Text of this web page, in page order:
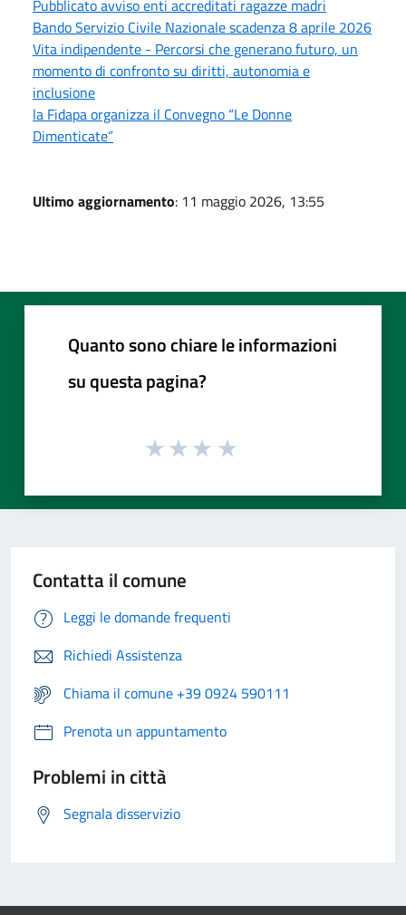
Pubblicato avviso enti accreditati ragazze madri
Bando Servizio Civile Nazionale scadenza 8 aprile 2026
Vita indipendente - Percorsi che generano futuro, un
momento di confronto su diritti, autonomia e
inclusione
la Fidapa organizza il Convegno “Le Donne
Dimenticate”
Ultimo aggiornamento: 11 maggio 2026, 13:55
Quanto sono chiare le informazioni
su questa pagina?
Contatta il comune
Leggi le domande frequenti
Richiedi Assistenza
Chiama il comune +39 0924 590111
Prenota un appuntamento
Problemi in città
Segnala disservizio